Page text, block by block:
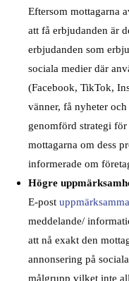
Eftersom mottagarna
att få erbjudanden är
erbjudanden som
sociala medier där
(Facebook, TikTok,
vänner, få nyheter
genomförd strategi
mottagarna om dess
informerade om
Högre
E-post
meddelande/
att nå exakt den
annonsering på
målgrupp vilket inte